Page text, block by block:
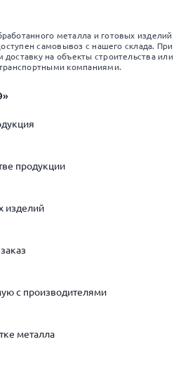
металла и готовых изделий
самовывоз с нашего склада. При
на объекты строительства или
компаниями.
продукции
изделий
с производителями
металла